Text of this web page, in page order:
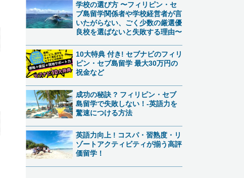
学校の選び方 〜フィリピン・セ
ブ島留学関係者や学校経営者が言
いたがらない、ごく少数の厳選優
良校を選ばないと失敗する理由〜
10大特典 付き! セブナビのフィリ
ピン・セブ島留学 最大30万円の
祝金など
成功の秘訣 ? フィリピン・セブ
島留学で失敗しない！-英語力を
驚速につける方法
英語力向上 ! コスパ・習熟度・リ
ゾートアクティビティが揃う高評
価留学！